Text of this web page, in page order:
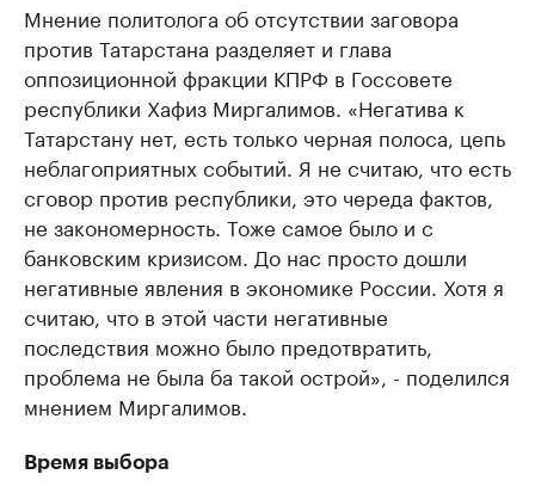
Мнение политолога об отсутствии заговора
против Татарстана разделяет и глава
оппозиционной фракции КПРФ в Госсовете
республики Хафиз Миргалимов. «Негатива к
Татарстану нет, есть только черная полоса, цепь
неблагоприятных событий. Я не считаю, что есть
сговор против республики, это череда фактов,
не закономерность. Тоже самое было и с
банковским кризисом. До нас просто дошли
негативные явления в экономике России. Хотя я
считаю, что в этой части негативные
последствия можно было предотвратить,
проблема не была ба такой острой», - поделился
мнением Миргалимов.
Время выбора